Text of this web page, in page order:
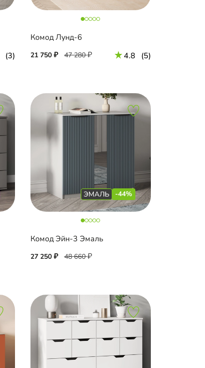
(3)
Комод Лунд-6
21 750 47 280 4.8 (5)
-44%
Комод Эйн-3 Эмаль
27 250 48 660